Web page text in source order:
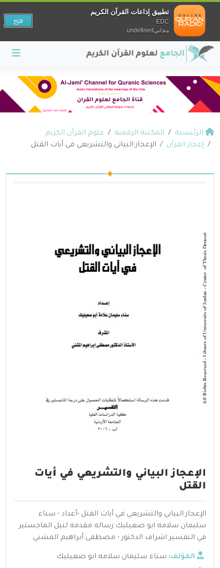
الرئيسية المكتبة الرقمية
علوم القرآن الكريم
إعجاز القرآن
الإعجاز البياني والتشريعي في أيات القتل
الإعجاز البياني والتشريعي في أيات
القتل
الإعجاز البياني والتشريعي في أيات القتل -أعداد - سناء
سليمان سلامه ابو صعيليك رساله مقدمه لنيل الماجستير
في التفسير اشراف الدكتور - مصطفى أبراهيم المشني
المؤلف: سناء سليمان سلامه ابو صعيليك
تطبيق إذاعات القرآن الكريم
EDC
مجانيundefined
فتح